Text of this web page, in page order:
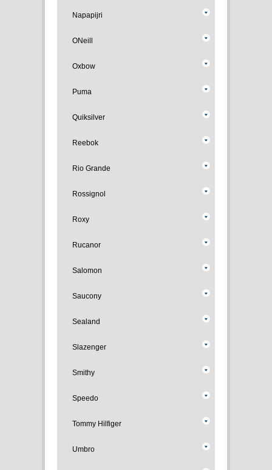
Napapijri
ONeill
Oxbow
Puma
Quiksilver
Reebok
Rio Grande
Rossignol
Roxy
Rucanor
Salomon
Saucony
Sealand
Slazenger
Smithy
Speedo
Tommy Hilfiger
Umbro